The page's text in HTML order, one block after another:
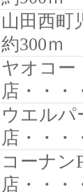
山田西町
約300ｍ
ヤオコ
店・・・
ウエルパ
店・・・
コーナン
店・・・